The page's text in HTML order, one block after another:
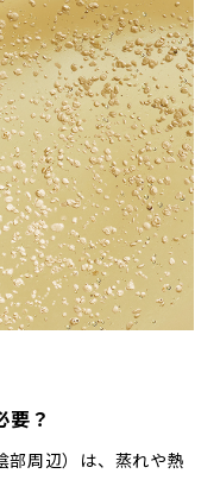
要？
部周辺）は、蒸れや熱